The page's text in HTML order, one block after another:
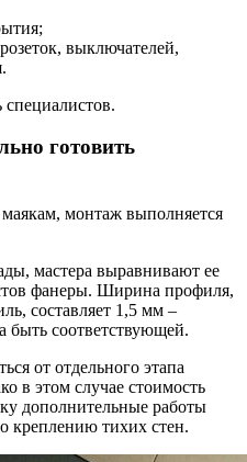
выключателей,
готовить
монтаж выполняется
мастера выравнивают ее
фанеры. Ширина профиля,
составляет 1,5 мм –
соответствующей.
от отдельного этапа
в этом случае стоимость
дополнительные работы
креплению тихих стен.